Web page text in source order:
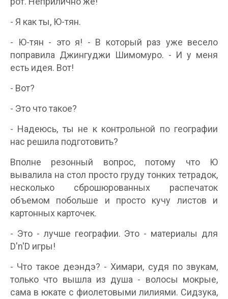
- Я как ты, Ю-тян.
- Ю-тян - это я! - В который раз уже весело
поправила Джингуджи Шимомуро. - И у меня
есть идея. Вот!
- Вот?
- Это что такое?
- Надеюсь, ты не к контрольной по географии
нас решила подготовить?
Вполне резонный вопрос, потому что Ю
вывалила на стол просто груду тонких тетрадок,
несколько сброшюрованных распечаток
объемом побольше и просто кучу листов и
картонных карточек.
- Это - лучше географии. Это - материалы для
D'n'D игры!
- Что такое деэндэ? - Химари, судя по звукам,
только что вышла из душа - волосы мокрые,
сама в юкате с фиолетовыми лилиями. Сидзука,